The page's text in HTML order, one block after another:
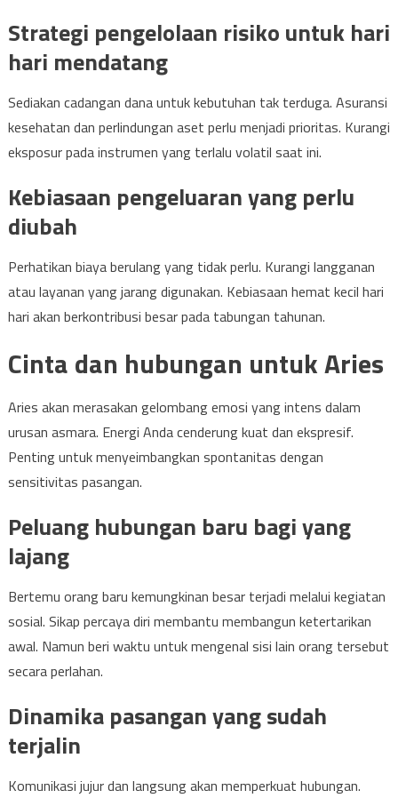
Strategi pengelolaan risiko untuk hari
hari mendatang
Sediakan cadangan dana untuk kebutuhan tak terduga. Asuransi
kesehatan dan perlindungan aset perlu menjadi prioritas. Kurangi
eksposur pada instrumen yang terlalu volatil saat ini.
Kebiasaan pengeluaran yang perlu
diubah
Perhatikan biaya berulang yang tidak perlu. Kurangi langganan
atau layanan yang jarang digunakan. Kebiasaan hemat kecil hari
hari akan berkontribusi besar pada tabungan tahunan.
Cinta dan hubungan untuk Aries
Aries akan merasakan gelombang emosi yang intens dalam
urusan asmara. Energi Anda cenderung kuat dan ekspresif.
Penting untuk menyeimbangkan spontanitas dengan
sensitivitas pasangan.
Peluang hubungan baru bagi yang
lajang
Bertemu orang baru kemungkinan besar terjadi melalui kegiatan
sosial. Sikap percaya diri membantu membangun ketertarikan
awal. Namun beri waktu untuk mengenal sisi lain orang tersebut
secara perlahan.
Dinamika pasangan yang sudah
terjalin
Komunikasi jujur dan langsung akan memperkuat hubungan.